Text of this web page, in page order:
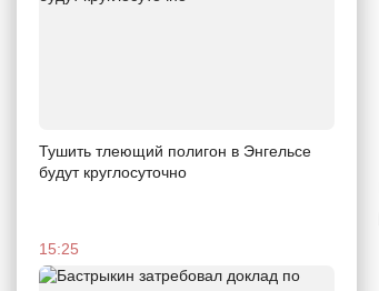
Тушить тлеющий полигон в Энгельсе
будут круглосуточно
15:25